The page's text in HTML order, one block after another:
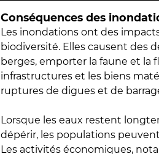
Conséquences des
Les inondations ont des
biodiversité. Elles causent des
berges, emporter la faune et la
infrastructures et les biens
ruptures de digues et de
Lorsque les eaux restent
dépérir, les populations
Les activités économiques,